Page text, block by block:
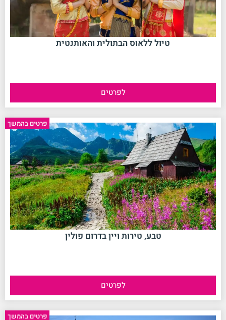
טיול ללאוס הבתולית והאותנטית
לפרטים
No data was found פרטים בהמשך
טבע, טירות ויין בדרום פולין
לפרטים
No data was found פרטים בהמשך